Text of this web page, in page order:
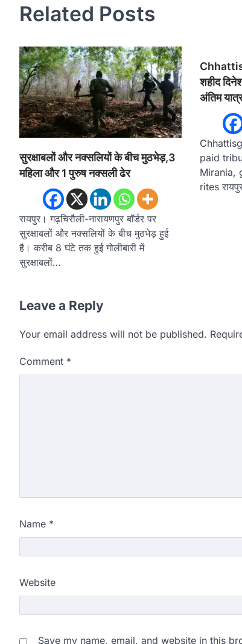
Related Posts
सुरक्षाबलों और नक्सलियों के बीच मुठभेड़,3
महिला और 1 पुरुष नक्सली ढेर
रायपुर। गढ़चिरौली-नारायणपुर बॉर्डर पर
सुरक्षाबलों और नक्सलियों के बीच मुठभेड़ हुई
है। करीब 8 घंटे तक हुई गोलीबारी में
सुरक्षाबलों…
शहीद
अंतिम
paid
Mirania,
rites
Leave a Reply
Your email address will not be published.
Comment *
Name *
Website
Save my name, email, and website in this